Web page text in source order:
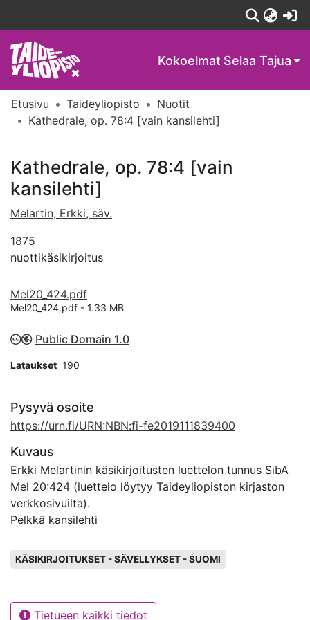
Kokoelmat Selaa Tajua
Etusivu Taideyliopisto
Nuotit
Kathedrale, op. 78:4 [vain kansilehti]
Kathedrale, op. 78:4 [vain
kansilehti]
Melartin, Erkki, säv.
1875
nuottikäsikirjoitus
Mel20_424.pdf
Mel20_424.pdf - 1.33 MB
Public Domain 1.0
Lataukset 190
Pysyvä osoite
https://urn.fi/URN:NBN:fi-fe2019111839400
Kuvaus
Erkki Melartinin käsikirjoitusten luettelon tunnus SibA
Mel 20:424 (luettelo löytyy Taideyliopiston kirjaston
verkkosivuilta).
Pelkkä kansilehti
Avainsanat
KÄSIKIRJOITUKSET - SÄVELLYKSET - SUOMI
Tietueen kaikki tiedot